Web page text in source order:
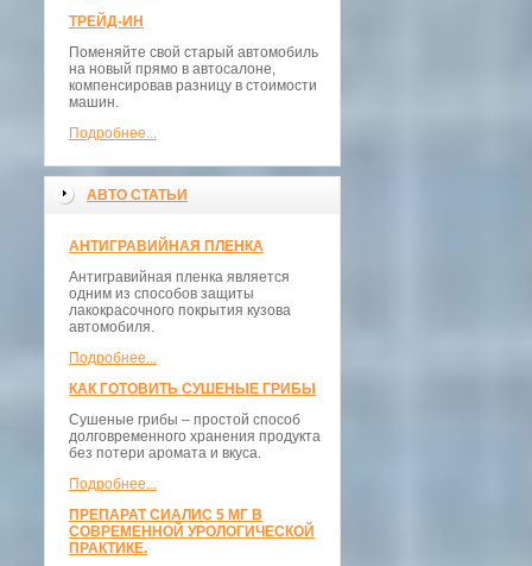
ТРЕЙД-ИН
Поменяйте свой старый автомобиль
на новый прямо в автосалоне,
компенсировав разницу в стоимости
машин.
Подробнее...
АВТО СТАТЬИ
АНТИГРАВИЙНАЯ ПЛЕНКА
Антигравийная пленка является
одним из способов защиты
лакокрасочного покрытия кузова
автомобиля.
Подробнее...
КАК ГОТОВИТЬ СУШЕНЫЕ ГРИБЫ
Сушеные грибы – простой способ
долговременного хранения продукта
без потери аромата и вкуса.
Подробнее...
ПРЕПАРАТ СИАЛИС 5 МГ В
СОВРЕМЕННОЙ УРОЛОГИЧЕСКОЙ
ПРАКТИКЕ.